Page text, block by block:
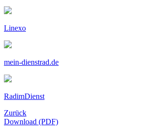
Linexo
mein-dienstrad.de
RadimDienst
Zurück
Download (PDF)